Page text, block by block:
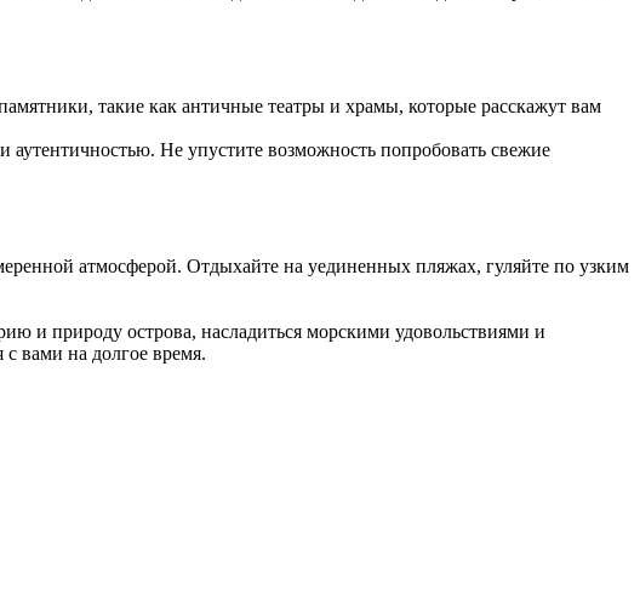
такие как античные театры и храмы, которые расскажут вам
аутентичностью. Не упустите возможность попробовать свежие
атмосферой. Отдыхайте на уединенных пляжах, гуляйте по узким
и природу острова, насладиться морскими удовольствиями и
вами на долгое время.